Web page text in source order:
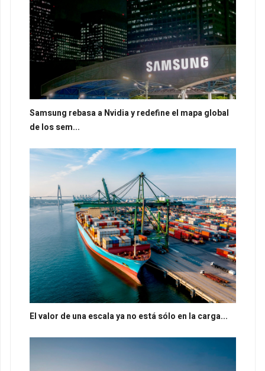
Samsung rebasa a Nvidia y redefine el mapa global
de los sem...
El valor de una escala ya no está sólo en la carga...